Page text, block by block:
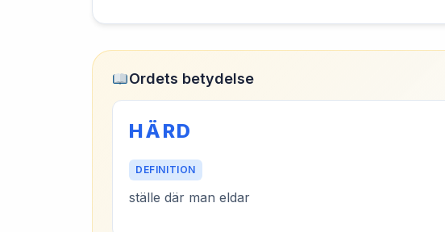
Ordets betydelse
HÄRD
DEFINITION
ställe där man eldar